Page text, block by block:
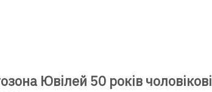
Ювілей 50 років чоловікові